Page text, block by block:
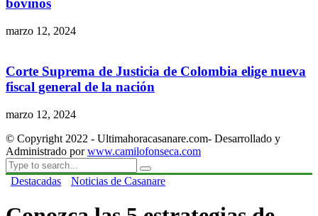
bovinos
marzo 12, 2024
Corte Suprema de Justicia de Colombia elige nueva
fiscal general de la nación
marzo 12, 2024
© Copyright 2022 - Ultimahoracasanare.com- Desarrollado y
Administrado porwww.camilofonseca.com
Destacadas Noticias de Casanare